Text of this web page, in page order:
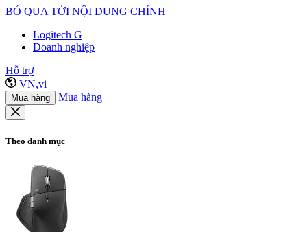
BỎ QUA TỚI NỘI DUNG CHÍNH
Logitech G
Doanh nghiệp
Hỗ trợ
VN,vi
Mua hàng Mua hàng
Theo danh mục